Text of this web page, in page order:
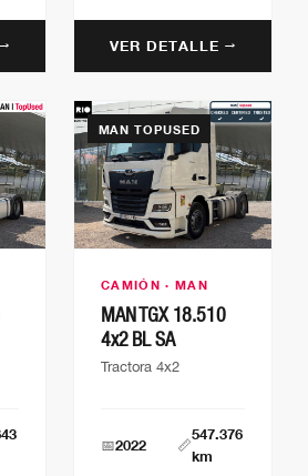
VER DETALLE →
MAN TOPUSED
CAMIÓN · MAN
MAN TGX 18.510
4x2 BL SA
Tractora 4x2
📅2022 📏
547.376
km